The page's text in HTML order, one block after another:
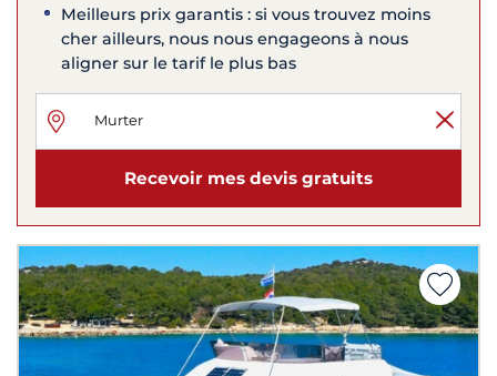
Meilleurs prix garantis : si vous trouvez moins
cher ailleurs, nous nous engageons à nous
aligner sur le tarif le plus bas
Recevoir mes devis gratuits